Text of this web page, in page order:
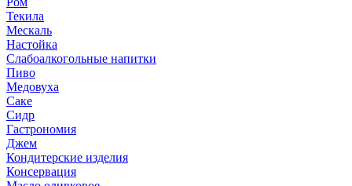
Текила
Мескаль
Настойка
Слабоалкогольные напитки
Пиво
Медовуха
Саке
Сидр
Гастрономия
Джем
Кондитерские изделия
Консервация